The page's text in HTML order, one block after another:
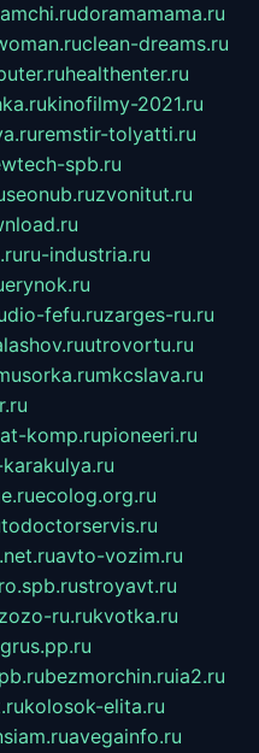
doramamama.ru
clean-dreams.ru
healthenter.ru
kinofilmy-2021.ru
remstir-tolyatti.ru
spb.ru
seonub.ruzvonitut.ru
ru-industria.ru
erynok.ru
fefu.ruzarges-ru.ru
utrovortu.ru
mkcslava.ru
komp.rupioneeri.ru
ecolog.org.ru
avto-vozim.ru
stroyavt.ru
ru.rukvotka.ru
bezmorchin.ruia2.ru
kolosok-elita.ru
avegainfo.ru